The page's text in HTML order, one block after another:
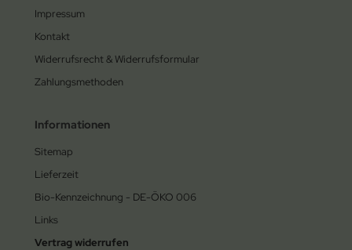
Impressum
Kontakt
Widerrufsrecht & Widerrufsformular
Zahlungsmethoden
Informationen
Sitemap
Lieferzeit
Bio-Kennzeichnung - DE-ÖKO 006
Links
Vertrag widerrufen